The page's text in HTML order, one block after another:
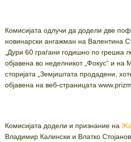
Комисијата одлучи да додели две
новинарски ангажман на Валентина
„Дури 60 граѓани годишно по грешка
објавена во неделникот „Фокус“ и на
сторијата „Земјиштата продадени,
објавена на веб-страницата
Комисијата додели и признание на
Владимир Калински и Влатко